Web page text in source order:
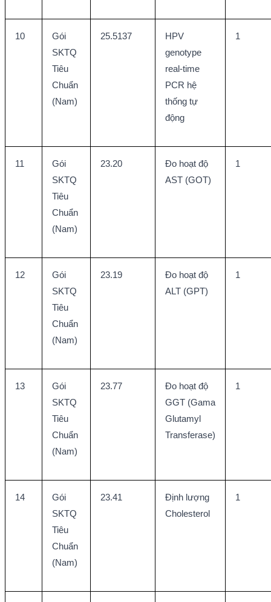
10
Gói
SKTQ
Tiêu
Chuẩn
(Nam)
25.5137
HPV
genotype
real-time
PCR hệ
thống tự
động
1
11
Gói
SKTQ
Tiêu
Chuẩn
(Nam)
23.20
Đo hoạt độ
AST (GOT)
1
12
Gói
SKTQ
Tiêu
Chuẩn
(Nam)
23.19
Đo hoạt độ
ALT (GPT)
1
13
Gói
SKTQ
Tiêu
Chuẩn
(Nam)
23.77
Đo hoạt độ
GGT (Gama
Glutamyl
Transferase)
1
14
Gói
SKTQ
Tiêu
Chuẩn
(Nam)
23.41
Định lượng
Cholesterol
1